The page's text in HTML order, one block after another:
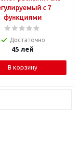
с 7
функциями
Достаточно
45 лей
В корзину